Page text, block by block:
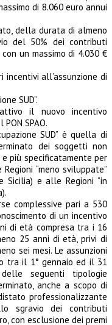
di 8.060 euro annui
della durata di almeno
del 50% dei contributi
un massimo di 4.030 €
incentivi all’assunzione di
SUD”.
il nuovo incentivo
SPAO.
SUD” è quella di
dei soggetti non
più specificatamente per
“meno sviluppate”
Sicilia) e alle Regioni “in
complessive pari a 530
di un incentivo
di età compresa tra i 16
25 anni di età, privi di
sei mesi. Le assunzioni
tra il 1° gennaio ed il 31
seguenti tipologie
anche a scopo di
professionalizzante
sgravio dei contributi
con esclusione dei premi